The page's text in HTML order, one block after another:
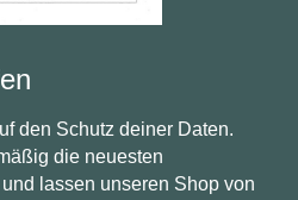
den Schutz deiner Daten.
die neuesten
lassen unseren Shop von